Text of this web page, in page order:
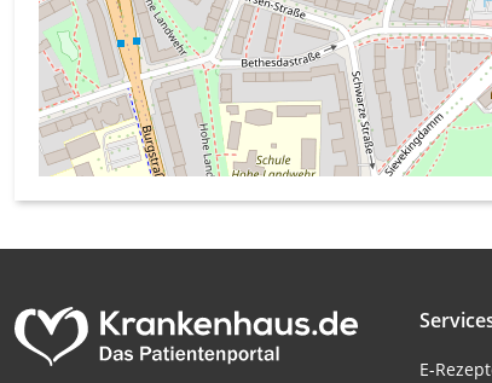
E-
Entwicklung und Verbesserung der Angebote
Verwendung reduzierter Daten zur Auswahl von
IAB-Besonderheiten:
Verwendung genauer Standortdaten
Geräte anhand von aktiv angeforderten
Performance